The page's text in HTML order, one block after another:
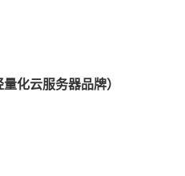
化云服务器品牌）